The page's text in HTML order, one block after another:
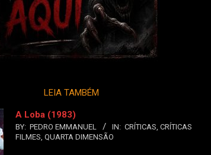
LEIA TAMBÉM
A Loba (1983)
BY: PEDRO EMMANUEL IN: CRÍTICAS, CRÍTICAS
FILMES, QUARTA DIMENSÃO